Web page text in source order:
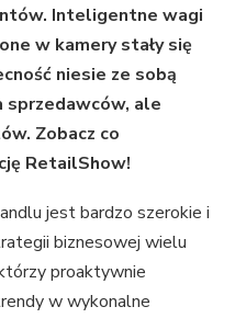
Inteligentne wagi
w kamery stały się
niesie ze sobą
sprzedawców, ale
Zobacz co
RetailShow!
jest bardzo szerokie i
biznesowej wielu
proaktywnie
w wykonalne